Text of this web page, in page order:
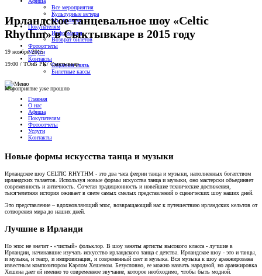
Все мероприятия
Культурные вечера
Мы провели
Покупателям
Информация
Возврат билетов
Фотоотчеты
Услуги
Контакты
Обратная связь
Билетные кассы
Главная
О нас
Афиша
Покупателям
Фотоотчеты
Услуги
Контакты
Ирландское танцевальное шоу «Celtic
Rhythm» в Сыктывкаре в 2015 году
19 ноября 2015
19:00 / ТОиБ РК/ Сыктывкар
Мероприятие уже прошло
Новые формы искусства танца и музыки
Ирландское шоу CELTIC RHYTHM - это два часа феерии танца и музыки, наполненных богатством
ирландских талантов. Используя новые формы искусства танца и музыки, оно мастерски объединяет
современность и античность. Сочетая традиционность и новейшие технические достижения,
тысячелетняя история оживает в свете самых смелых представлений о сценических шоу наших дней.
Это представление – вдохновляющий эпос, возвращающий нас к путешествию ирландских кельтов от
сотворения мира до наших дней.
Лучшие в Ирланди
Но эпос не значит - «чистый» фольклор. В шоу заняты артисты высокого класса - лучшие в
Ирландии, начинавшие изучать искусство ирландского танца с детства. Ирландское шоу - это и танцы,
и музыка, и театр, и импровизация, и современный свет и музыка. Вся музыка к шоу аранжирована
известным композитором Карлом Хешеном. Безусловно, ее можно назвать народной, но аранжировка
Хешена дает ей именно то современное звучание, которое необходимо, чтобы быть модной.